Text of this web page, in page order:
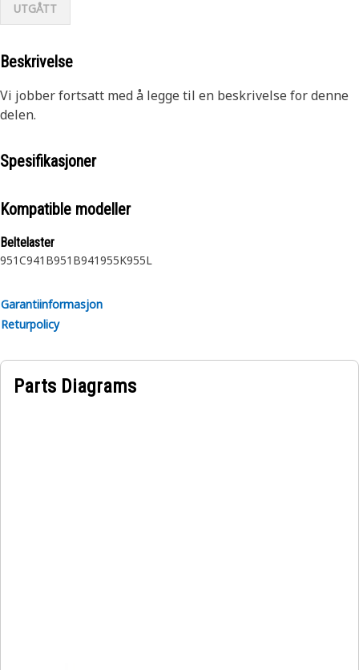
UTGÅTT
Beskrivelse
Vi jobber fortsatt med å legge til en beskrivelse for denne
delen.
Spesifikasjoner
Kompatible modeller
Beltelaster
951C941B951B941955K955L
Garantiinformasjon
Returpolicy
Parts Diagrams